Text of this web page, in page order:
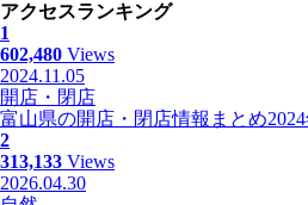
アクセスランキング
1
602,480 Views
2024.11.05
開店・閉店
富山県の開店・閉店情報まとめ2024
2
313,133 Views
2026.04.30